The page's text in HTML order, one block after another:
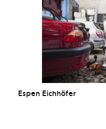
Espen Eichhöfer